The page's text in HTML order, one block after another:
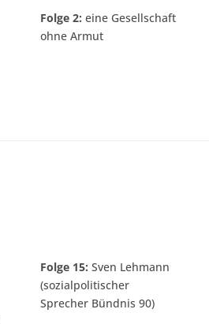
Folge 2: eine Gesellschaft
ohne Armut
Folge 15: Sven Lehmann
(sozialpolitischer
Sprecher Bündnis 90)